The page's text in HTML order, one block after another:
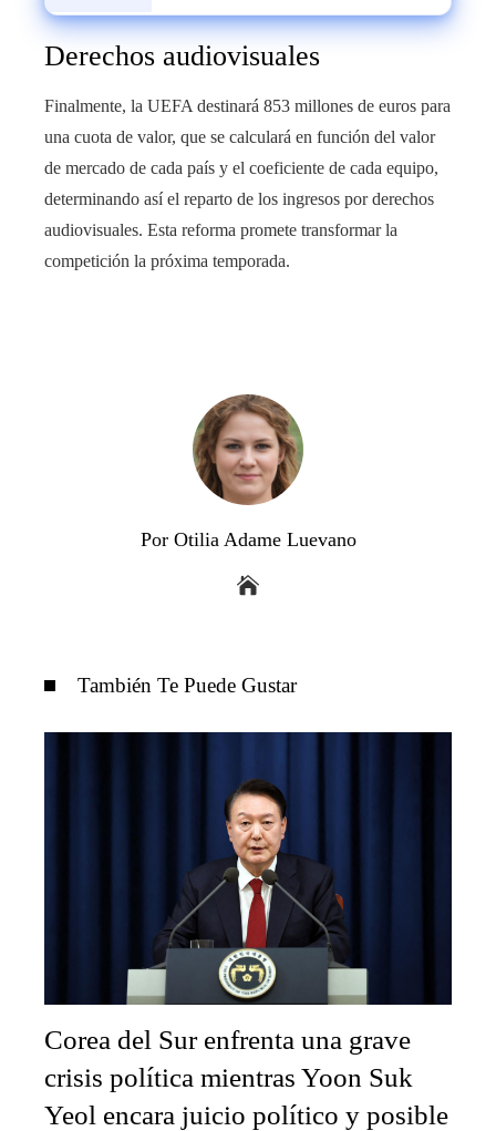
Derechos audiovisuales
Finalmente, la UEFA destinará 853 millones de euros para
una cuota de valor, que se calculará en función del valor
de mercado de cada país y el coeficiente de cada equipo,
determinando así el reparto de los ingresos por derechos
audiovisuales. Esta reforma promete transformar la
competición la próxima temporada.
Por Otilia Adame Luevano
También Te Puede Gustar
Corea del Sur enfrenta una grave
crisis política mientras Yoon Suk
Yeol encara juicio político y posible